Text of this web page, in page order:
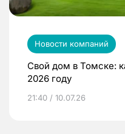
Новости компаний
Свой дом в Томске:
2026 году
21:40 / 10.07.26